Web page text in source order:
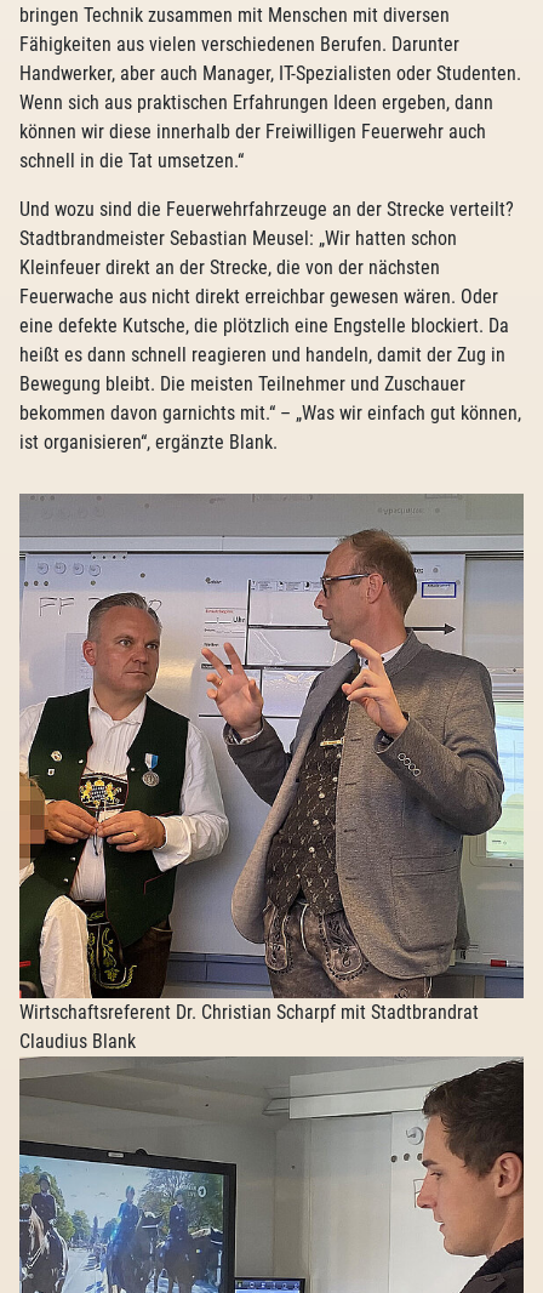
bringen Technik zusammen mit Menschen mit diversen
Fähigkeiten aus vielen verschiedenen Berufen. Darunter
Handwerker, aber auch Manager, IT-Spezialisten oder Studenten.
Wenn sich aus praktischen Erfahrungen Ideen ergeben, dann
können wir diese innerhalb der Freiwilligen Feuerwehr auch
schnell in die Tat umsetzen.“
Und wozu sind die Feuerwehrfahrzeuge an der Strecke verteilt?
Stadtbrandmeister Sebastian Meusel: „Wir hatten schon
Kleinfeuer direkt an der Strecke, die von der nächsten
Feuerwache aus nicht direkt erreichbar gewesen wären. Oder
eine defekte Kutsche, die plötzlich eine Engstelle blockiert. Da
heißt es dann schnell reagieren und handeln, damit der Zug in
Bewegung bleibt. Die meisten Teilnehmer und Zuschauer
bekommen davon garnichts mit.“ – „Was wir einfach gut können,
ist organisieren“, ergänzte Blank.
Wirtschaftsreferent Dr. Christian Scharpf mit Stadtbrandrat
Claudius Blank